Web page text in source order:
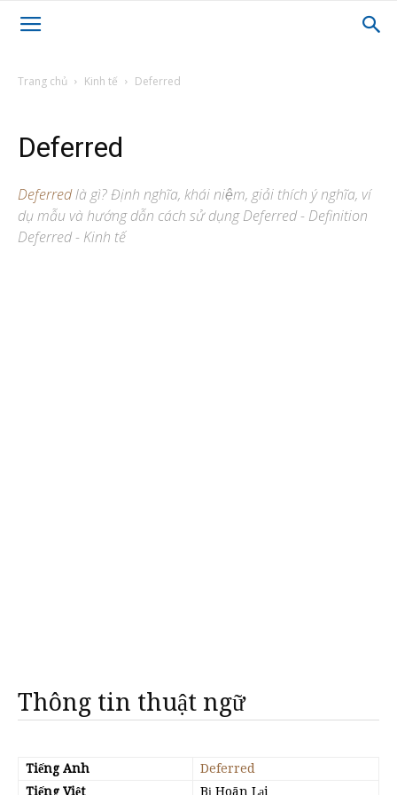
Trang chủ Kinh tế Deferred
Deferred
Deferredlà gì? Định nghĩa, khái niệm, giải thích ý nghĩa, ví
dụ mẫu và hướng dẫn cách sử dụng Deferred - Definition
Deferred - Kinh tế
Thông tin thuật ngữ
Tiếng Anh
Deferred
Tiếng Việt
Bị Hoãn Lại